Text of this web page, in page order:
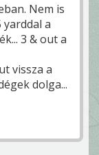
Nem is
yarddal a
3 & out a
vissza a
dolga...